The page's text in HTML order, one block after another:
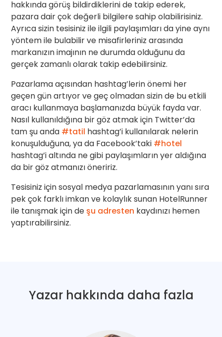
hakkında görüş bildirdiklerini de takip ederek,
pazara dair çok değerli bilgilere sahip olabilirisiniz.
Ayrıca sizin tesisiniz ile ilgili paylaşımları da yine aynı
yöntem ile bulabilir ve misafirleriniz arasında
markanızın imajının ne durumda olduğunu da
gerçek zamanlı olarak takip edebilirsiniz.
Pazarlama açısından hashtag’lerin önemi her
geçen gün artıyor ve geç olmadan sizin de bu etkili
aracı kullanmaya başlamanızda büyük fayda var.
Nasıl kullanıldığına bir göz atmak için Twitter’da
tam şu anda #tatil hashtag’i kullanılarak nelerin
konuşulduğuna, ya da Facebook’taki #hotel
hashtag’i altında ne gibi paylaşımların yer aldığına
da bir göz atmanızı öneririz.
Tesisiniz için sosyal medya pazarlamasının yanı sıra
pek çok farklı imkan ve kolaylık sunan HotelRunner
ile tanışmak için deşu adresten kaydınızı hemen
yaptırabilirsiniz.
Yazar hakkında daha fazla